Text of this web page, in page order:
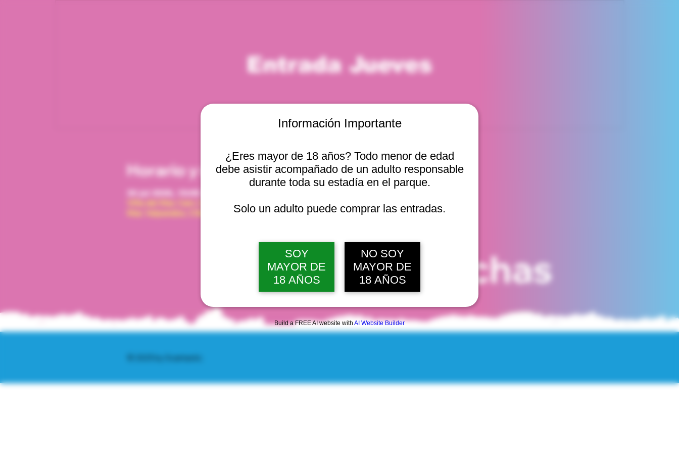
Información Importante
¿Eres mayor de 18 años? Todo menor de edad
debe asistir acompañado de un adulto responsable
durante toda su estadía en el parque.
Solo un adulto puede comprar las entradas.
SOY
MAYOR DE
18 AÑOS
NO SOY
MAYOR DE
18 AÑOS
Build a FREE AI website with AI Website Builder
Entrada Jueves
Horario y ubicación
Viña del Mar, Cam. Internacional 2440, Viña del
jue, 13 ago, 10:00 a. m.
Ver 10 fechas
© 2025 by Scantastic.